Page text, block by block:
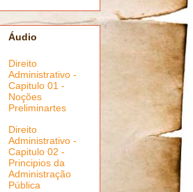
Áudio
Direito
Administrativo -
Capitulo 01 -
Noções
Preliminartes
Direito
Administrativo -
Capitulo 02 -
Principios da
Administração
Pública